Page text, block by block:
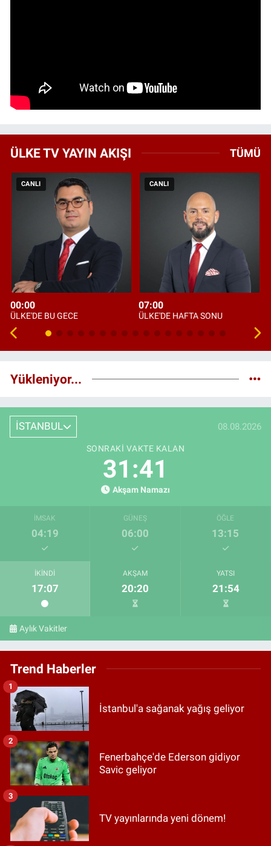
ÜLKE TV YAYIN AKIŞI TÜMÜ
CANLI
00:00
ÜLKE'DE BU GECE
CANLI
07:00
ÜLKE'DE HAFTA SONU
Yükleniyor...
İSTANBUL 08.08.2026
SONRAKI VAKTE KALAN
31:40
Akşam Namazı
İMSAK
04:19
GÜNEŞ
06:00
ÖĞLE
13:15
İKINDI
17:07
AKŞAM
20:20
YATSI
21:54
Aylık Vakitler
Trend Haberler
İstanbul'a sağanak yağış geliyor
1
Fenerbahçe'de Ederson gidiyor
Savic geliyor
2
TV yayınlarında yeni dönem!
3